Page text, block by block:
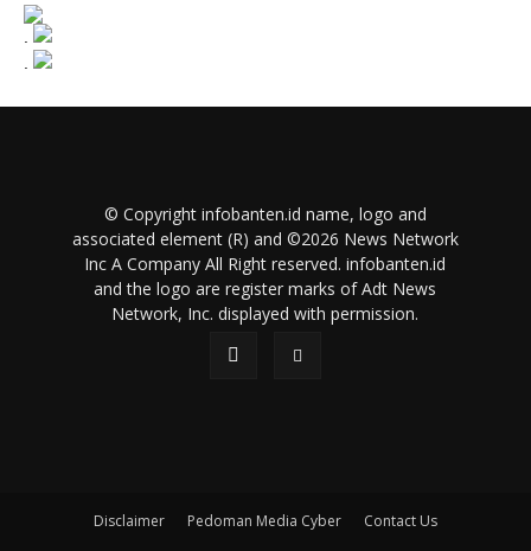
© Copyright infobanten.id name, logo and
associated element (R) and ©2026 News Network
Inc A Company All Right reserved. infobanten.id
and the logo are register marks of Adt News
Network, Inc. displayed with permission.
Disclaimer Pedoman Media Cyber Contact Us